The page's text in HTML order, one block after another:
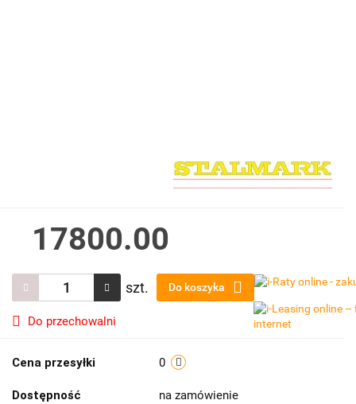
17800.00
szt. Do koszyka
Do przechowalni
Cena przesyłki 0
Dostępność na zamówienie